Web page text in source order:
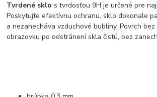
Tvrdené sklo s tvrdosťou 9H je určené pre
Poskytujte efektívnu ochranu, sklo dokonale
a nezanecháva vzduchové bubliny. Povrch
obrazovku po odstránení skla čistú, bez